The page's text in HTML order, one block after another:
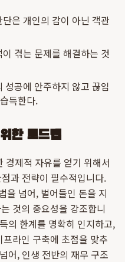
은 개인의 감이 아닌 객관
겪는 문제를 해결하는 것
성공에 안주하지 않고 끊임
득한다.
한 로드맵
경제적 자유를 얻기 위해서
과 전략이 필수적입니다.
을 넘어, 벌어들인 돈을 지
것의 중요성을 강조합니
의 한계를 명확히 인지하고,
라인 구축에 초점을 맞추
어, 인생 전반의 재무 구조